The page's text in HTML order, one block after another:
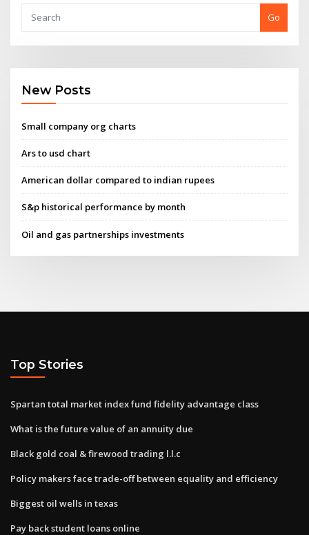
Go
New Posts
Small company org charts
Ars to usd chart
American dollar compared to indian rupees
S&p historical performance by month
Oil and gas partnerships investments
Top Stories
Spartan total market index fund fidelity advantage class
What is the future value of an annuity due
Black gold coal & firewood trading l.l.c
Policy makers face trade-off between equality and efficiency
Biggest oil wells in texas
Pay back student loans online